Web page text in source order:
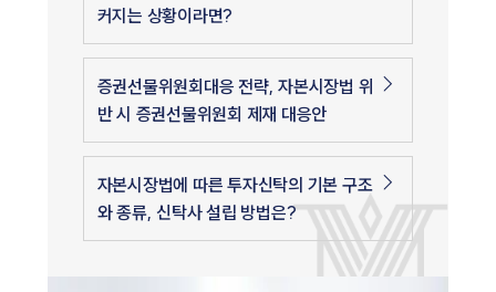
커지는 상황이라면?
증권선물위원회대응 전략, 자본시장법 위
반 시 증권선물위원회 제재 대응안
자본시장법에 따른 투자신탁의 기본 구조
와 종류, 신탁사 설립 방법은?